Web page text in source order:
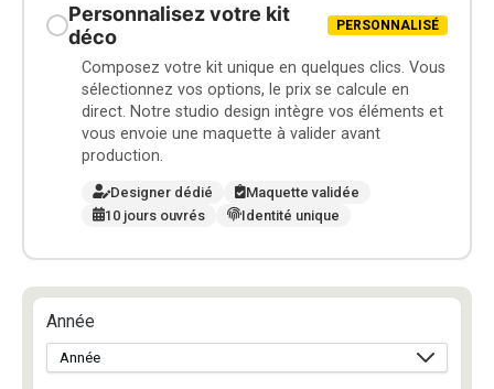
Personnalisez votre kit
déco
PERSONNALISÉ
Composez votre kit unique en quelques clics. Vous
sélectionnez vos options, le prix se calcule en
direct. Notre studio design intègre vos éléments et
vous envoie une maquette à valider avant
production.
Designer dédié
Maquette validée
10 jours ouvrés
Identité unique
Année